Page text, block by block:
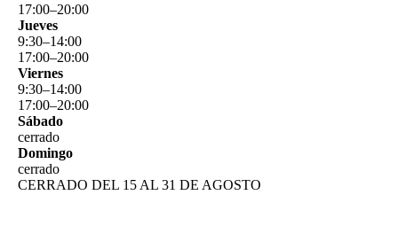
17:00–20:00
Jueves
9:30–14:00
17:00–20:00
Viernes
9:30–14:00
17:00–20:00
Sábado
cerrado
Domingo
cerrado
CERRADO DEL 15 AL 31 DE AGOSTO